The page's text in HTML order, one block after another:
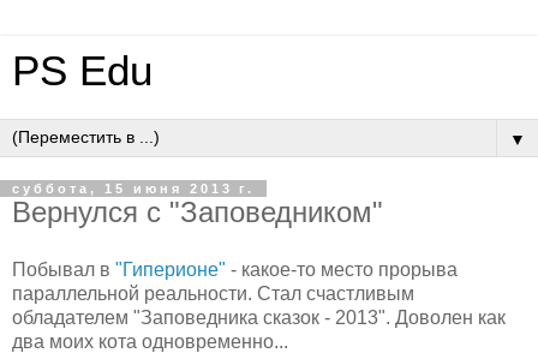
PS Edu
▼
суббота, 15 июня 2013 г.
Вернулся с "Заповедником"
Побывал в "Гиперионе" - какое-то место прорыва
параллельной реальности. Стал счастливым
обладателем "Заповедника сказок - 2013". Доволен как
два моих кота одновременно...